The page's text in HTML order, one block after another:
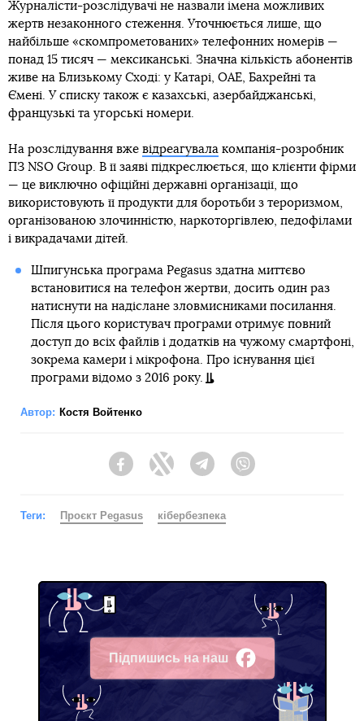
Журналісти-розслідувачі не назвали імена можливих
жертв незаконного стеження. Уточнюється лише, що
найбільше «скомпрометованих» телефонних номерів —
понад 15 тисяч — мексиканські. Значна кількість абонентів
живе на Близькому Сході: у Катарі, ОАЕ, Бахрейні та
Ємені. У списку також є казахські, азербайджанські,
французькі та угорські номери.
На розслідування вже відреагувала компанія-розробник
ПЗ NSO Group. В її заяві підкреслюється, що клієнти фірми
— це виключно офіційні державні організації, що
використовують її продукти для боротьби з тероризмом,
організованою злочинністю, наркоторгівлею, педофілами
і викрадачами дітей.
Шпигунська програма Pegasus здатна миттєво
встановитися на телефон жертви, досить один раз
натиснути на надіслане зловмисниками посилання.
Після цього користувач програми отримує повний
доступ до всіх файлів і додатків на чужому смартфоні,
зокрема камери і мікрофона. Про існування цієї
програми відомо з 2016 року.
Автор: Костя Войтенко
FacebookTwitter Telegram
Теги: Проєкт Pegasus кібербезпека
Підпишись на наш
Facebook